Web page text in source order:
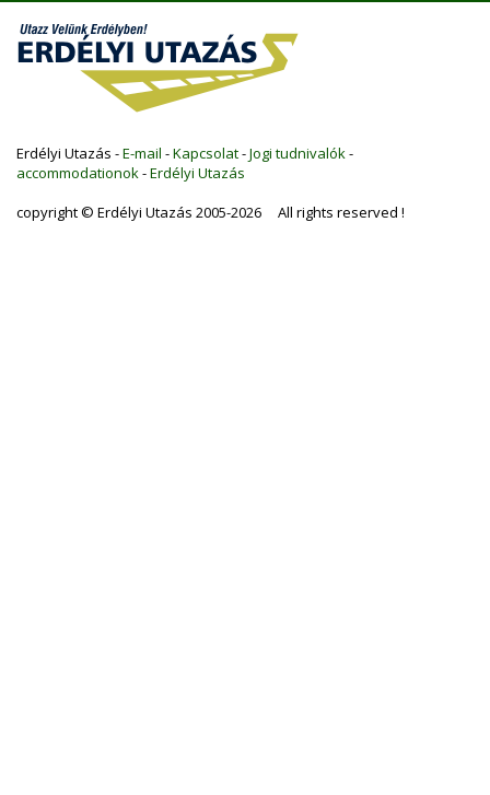
Erdélyi Utazás -E-mail -Kapcsolat-Jogi tudnivalók -
accommodationok -Erdélyi Utazás
copyright © Erdélyi Utazás 2005-2026 All rights reserved !